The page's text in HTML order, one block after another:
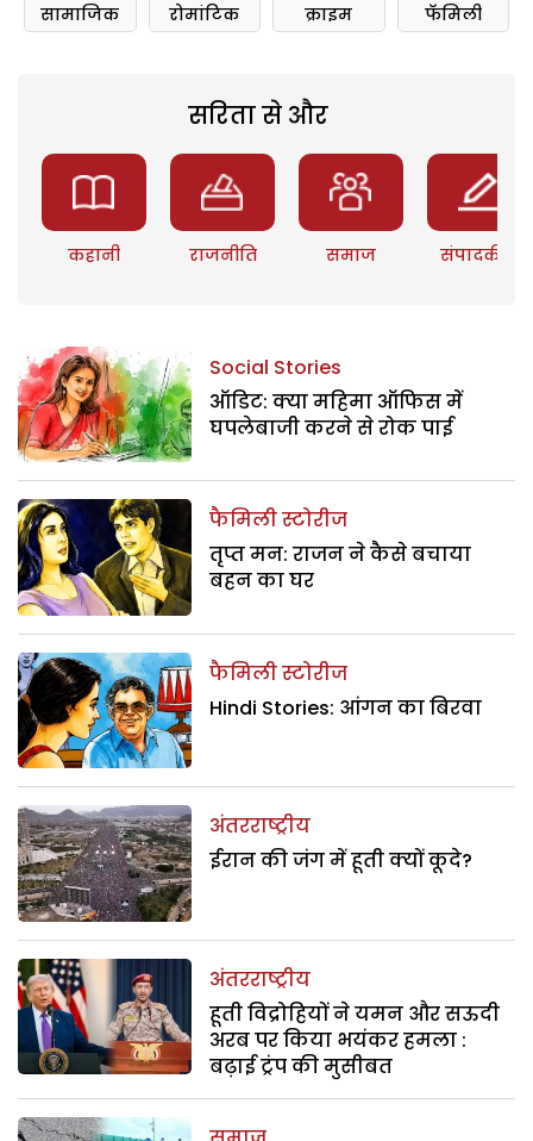
सामाजिक रोमांटिक क्राइम फॅमिली
सरिता से और
कहानी राजनीति समाज संपादकीय
Social Stories
ऑडिट: क्या महिमा ऑफिस में
घपलेबाजी करने से रोक पाई
फैमिली स्टोरीज
तृप्त मन: राजन ने कैसे बचाया
बहन का घर
फैमिली स्टोरीज
Hindi Stories: आंगन का बिरवा
अंतरराष्ट्रीय
ईरान की जंग में हूती क्यों कूदे?
अंतरराष्ट्रीय
हूती विद्रोहियों ने यमन और सऊदी
अरब पर किया भयंकर हमला :
बढ़ाई ट्रंप की मुसीबत